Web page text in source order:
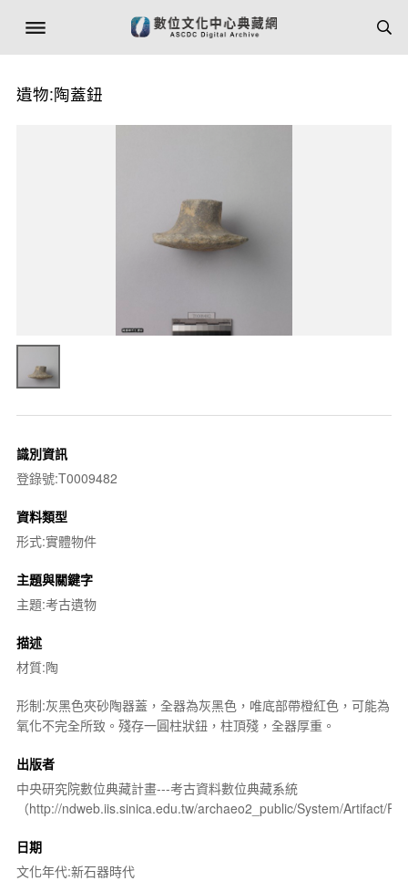
遺物:陶蓋鈕
識別資訊
登錄號:T0009482
資料類型
形式:實體物件
主題與關鍵字
主題:考古遺物
描述
材質:陶
形制:灰黑色夾砂陶器蓋，全器為灰黑色，唯底部帶橙紅色，可能為
氧化不完全所致。殘存一圓柱狀鈕，柱頂殘，全器厚重。
出版者
中央研究院數位典藏計畫---考古資料數位典藏系統
（http://ndweb.iis.sinica.edu.tw/archaeo2_public/System/Artifact/
日期
文化年代:新石器時代